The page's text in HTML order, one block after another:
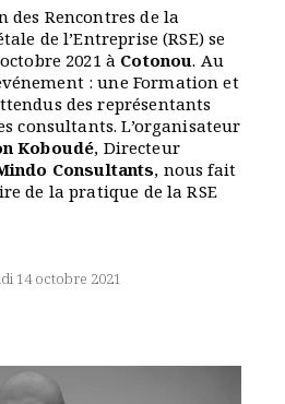
des Rencontres de la
de l’Entreprise (RSE) se
2021 à Cotonou. Au
: une Formation et
des représentants
consultants. L’organisateur
Koboudé, Directeur
Consultants, nous fait
de la pratique de la RSE
14 octobre 2021